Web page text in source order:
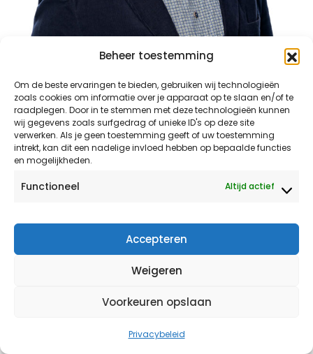
Beheer toestemming
Om de beste ervaringen te bieden, gebruiken wij technologieën
zoals cookies om informatie over je apparaat op te slaan en/of te
raadplegen. Door in te stemmen met deze technologieën kunnen
wij gegevens zoals surfgedrag of unieke ID's op deze site
verwerken. Als je geen toestemming geeft of uw toestemming
intrekt, kan dit een nadelige invloed hebben op bepaalde functies
en mogelijkheden.
Functioneel Altijd actief
Accepteren
Weigeren
Voorkeuren opslaan
Privacybeleid
14. Jan de Vries
Krommenie
Omdat ik ben geboren in Koog aan de Zaan en ben
opgegroeid op het Haaldersbroek te Zaandam mag ik me
een geboren en getogen Zaankanter noemen. Al vroeg in
mijn leven ben ik mede door de invloed van mijn ouderlijk
In Zaanstad ben ik gedurende 20 jaar politiek actief
geweest voor een landelijke partij. Met name door het
dictaat van bovenaf, zoal de Provinciale- en landelijke
daarmee te breken.